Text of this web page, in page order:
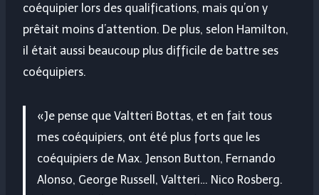
coéquipier lors des qualifications, mais qu’on y
prêtait moins d’attention. De plus, selon Hamilton,
il était aussi beaucoup plus difficile de battre ses
coéquipiers.
«Je pense que Valtteri Bottas, et en fait tous
mes coéquipiers, ont été plus forts que les
coéquipiers de Max. Jenson Button, Fernando
Alonso, George Russell, Valtteri… Nico Rosberg.